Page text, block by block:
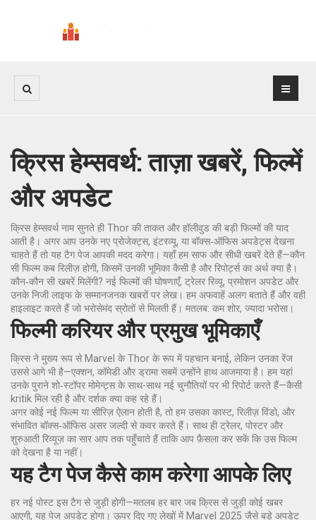
क्रिस हेम्सवर्थ: ताज़ा खबरें, फिल्में
और अपडेट
क्रिस हेम्सवर्थ नाम सुनते ही Thor की ताकत और हॉलीवुड की बड़ी फिल्मों की याद
आती है। अगर आप उनके नए प्रोजेक्ट्स, इंटरव्यू, या बॉक्स‑ऑफिस अपडेट्स देखना
चाहते हैं तो यह टैग पेज आपकी मदद करेगा। यहाँ हम साफ और सीधी खबरें देते हैं—कौन
सी फिल्म कब रिलीज़ होगी, किसमें उनकी भूमिका कैसी है और रिपोर्ट्स का अर्थ क्या है।
कौन‑कौन सी खबरें मिलेंगी? नई फिल्मों की घोषणाएँ, ट्रेलर रिव्यू, प्रमोशन अपडेट और
उनके निजी लाइफ के सम्मानजनक खबरों पर लेख। हम अफवाहें अलग बताते हैं और वही
हाइलाइट करते हैं जो भरोसेमंद स्रोतों से मिलती हैं। मतलब: कम शोर, ज्यादा भरोसा।
फिल्मी करियर और प्रमुख भूमिकाएँ
क्रिस ने मुख्य रूप से Marvel के Thor के रूप में पहचान बनाई, लेकिन उनका रेंज
उससे आगे भी है—एक्शन, कॉमेडी और ड्रामा सबमें उन्होंने हाथ आजमाया है। हम यहां
उनके पुराने शो‑स्टॉपर मोमेन्ट्स के साथ-साथ नई चुनौतियों पर भी रिपोर्ट करते हैं—कैसी
kritik मिल रही है और दर्शक क्या कह रहे हैं।
अगर कोई नई फिल्म या सीरिज़ ऐलान होती है, तो हम उसका कास्ट, रिलीज़ विंडो, और
संभावित बॉक्स‑ऑफिस असर जल्दी से कवर करते हैं। साथ ही ट्रेलर, पोस्टर और
शुरुआती रिव्यूज़ का सार आप तक पहुँचाते हैं ताकि आप फ़ैसला कर सकें कि उस फिल्म
को देखना है या नहीं।
यह टैग पेज कैसे काम करेगा आपके लिए
हर नई पोस्ट इस टैग से जुड़ी होगी—मतलब हर बार जब क्रिस से जुड़ी कोई खबर
आएगी, यह पेज अपडेट होगा। ऊपर दिए गए लेखों में Marvel 2025 जैसे बड़े अपडेट